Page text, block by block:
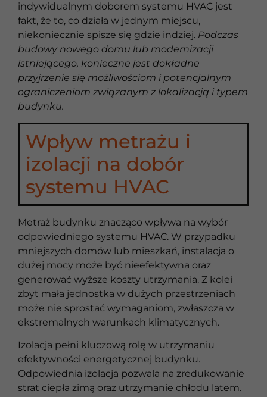
indywidualnym doborem systemu HVAC jest
fakt, że to, co działa w jednym miejscu,
niekoniecznie spisze się gdzie indziej. Podczas
budowy nowego domu lub modernizacji
istniejącego, konieczne jest dokładne
przyjrzenie się możliwościom i potencjalnym
ograniczeniom związanym z lokalizacją i typem
budynku.
Wpływ metrażu i
izolacji na dobór
systemu HVAC
Metraż budynku znacząco wpływa na wybór
odpowiedniego systemu HVAC. W przypadku
mniejszych domów lub mieszkań, instalacja o
dużej mocy może być nieefektywna oraz
generować wyższe koszty utrzymania. Z kolei
zbyt mała jednostka w dużych przestrzeniach
może nie sprostać wymaganiom, zwłaszcza w
ekstremalnych warunkach klimatycznych.
Izolacja pełni kluczową rolę w utrzymaniu
efektywności energetycznej budynku.
Odpowiednia izolacja pozwala na zredukowanie
strat ciepła zimą oraz utrzymanie chłodu latem.